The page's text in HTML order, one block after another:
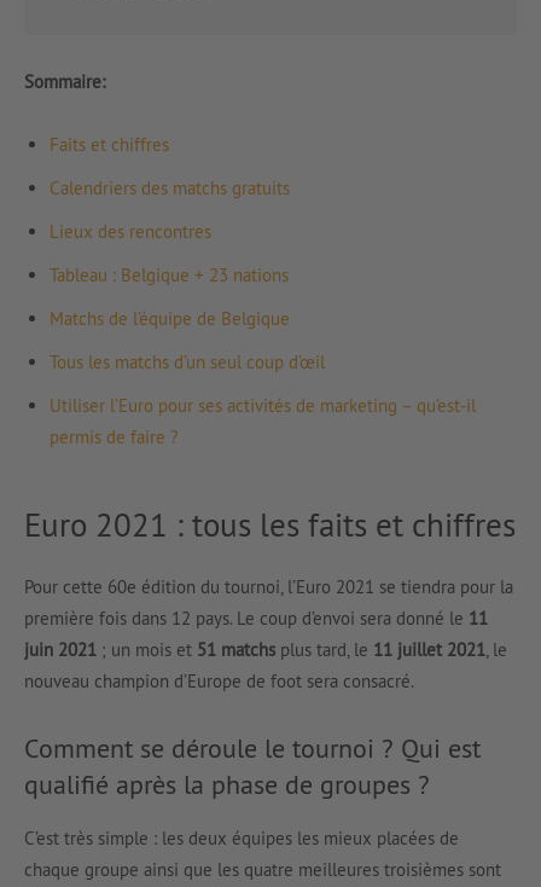
Sommaire:
Faits et chiffres
Calendriers des matchs gratuits
Lieux des rencontres
Tableau : Belgique + 23 nations
Matchs de l’équipe de Belgique
Tous les matchs d’un seul coup d’œil
Utiliser l’Euro pour ses activités de marketing – qu’est-il
permis de faire ?
Euro 2021 : tous les faits et chiffres
Pour cette 60e édition du tournoi, l’Euro 2021 se tiendra pour la
première fois dans 12 pays. Le coup d’envoi sera donné le 11
juin 2021 ; un mois et 51 matchs plus tard, le 11 juillet 2021 , le
nouveau champion d’Europe de foot sera consacré.
Comment se déroule le tournoi ? Qui est
qualifié après la phase de groupes ?
C’est très simple : les deux équipes les mieux placées de
chaque groupe ainsi que les quatre meilleures troisièmes sont